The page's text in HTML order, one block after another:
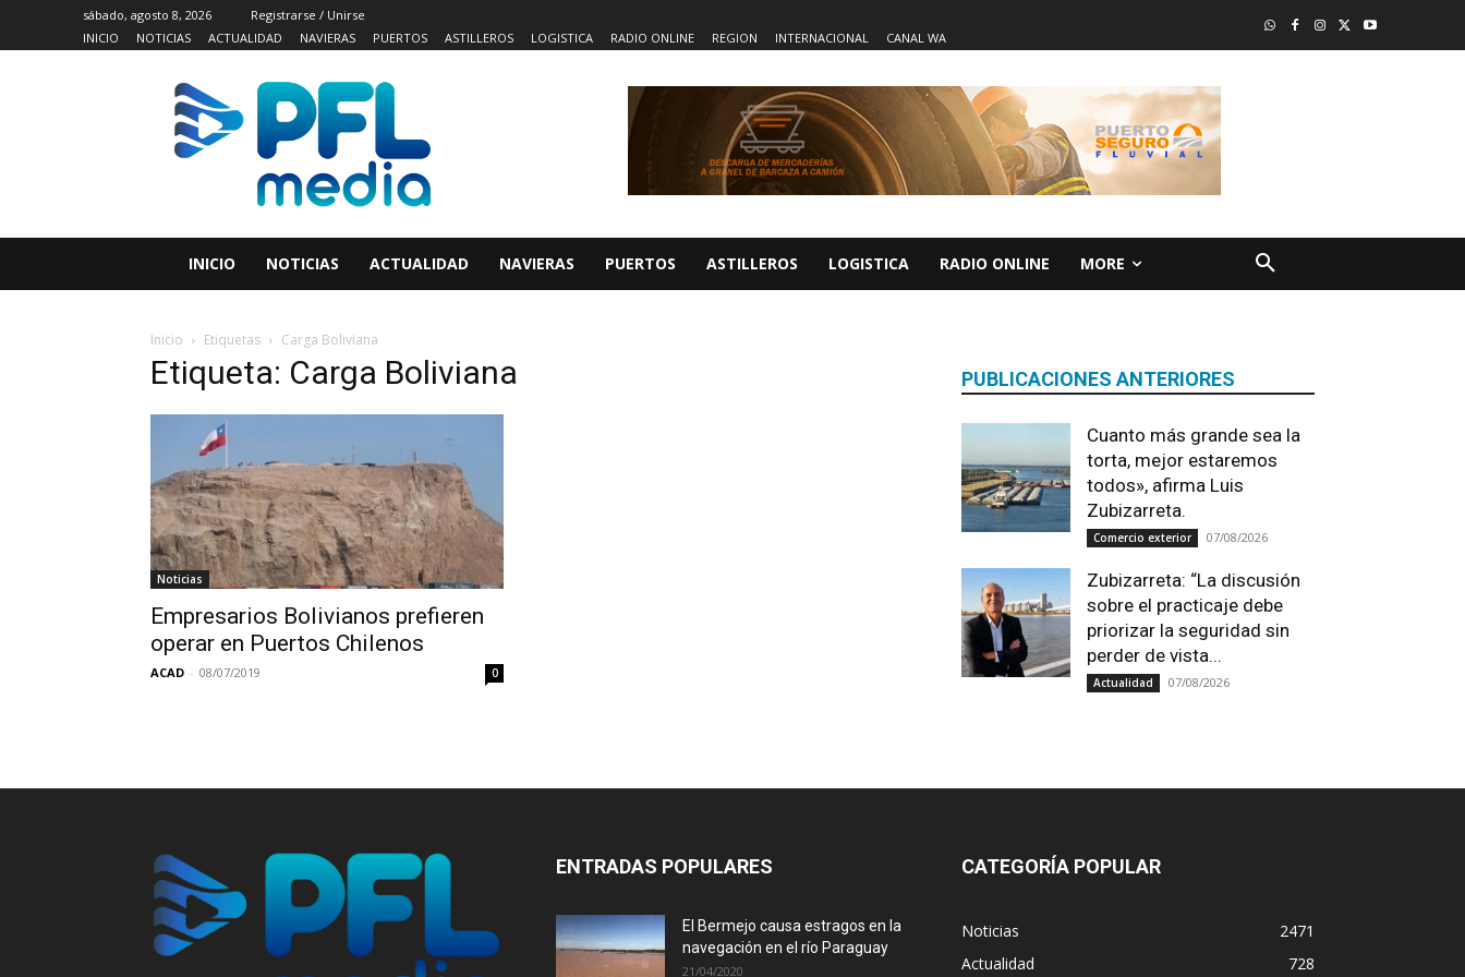
sábado, agosto 8, 2026
Registrarse / Unirse
INICIO
NOTICIAS ACTUALIDAD NAVIERAS PUERTOS ASTILLEROS LOGISTICA RADIO ONLINE REGION INTERNACIONAL CANAL WA
INICIO NOTICIAS ACTUALIDAD NAVIERAS PUERTOS ASTILLEROS LOGISTICA RADIO ONLINE MORE
Inicio Etiquetas Carga Boliviana
Etiqueta: Carga Boliviana
Noticias
Empresarios Bolivianos prefieren
operar en Puertos Chilenos
ACAD - 08/07/2019 0
PUBLICACIONES ANTERIORES
Cuanto más grande sea la
torta, mejor estaremos
todos», afirma Luis
Zubizarreta.
Comercio exterior 07/08/2026
Zubizarreta: “La discusión
sobre el practicaje debe
priorizar la seguridad sin
perder de vista...
Actualidad 07/08/2026
ENTRADAS POPULARES
El Bermejo causa estragos en la
navegación en el río Paraguay
21/04/2020
CATEGORÍA POPULAR
Noticias
2471
Actualidad
728